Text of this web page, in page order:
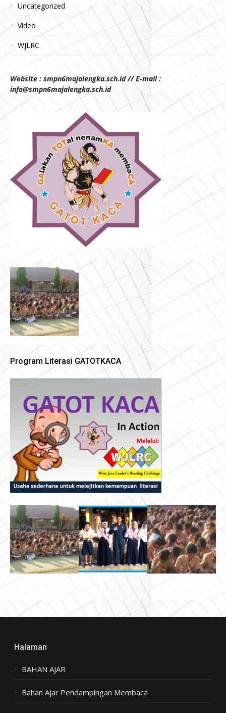
Uncategorized
Video
WJLRC
Website : smpn6majalengka.sch.id // E-mail :
info@smpn6majalengka.sch.id
Program Literasi GATOTKACA
Halaman
BAHAN AJAR
Bahan Ajar Pendampingan Membaca